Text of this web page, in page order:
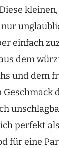
einfach
dem
und dem
perfekt
für eine